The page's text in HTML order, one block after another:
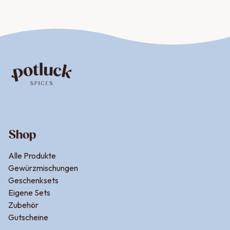
mit der Frische der Petersilie und dem süßlichen
deinem Essen genau den richtigen Kick, ohne es zu
überladen.
Spaghetti Aglio Olio verwenden kannst. Ob als
Dips, inAntipasti
besonderer Twist in Salaten – diese Mischung ist ein
echter Allrounder in deiner Küche und hebt dabei die
frischen Zutaten und die Abwesenheit von künstlichen
Zusatzstoffen hervor.
Shop
Alle Produkte
Gewürzmischungen
Geschenksets
Eigene Sets
Zubehör
Gutscheine